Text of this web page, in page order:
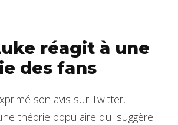
réagit à une
des fans
son avis sur Twitter,
théorie populaire qui suggère